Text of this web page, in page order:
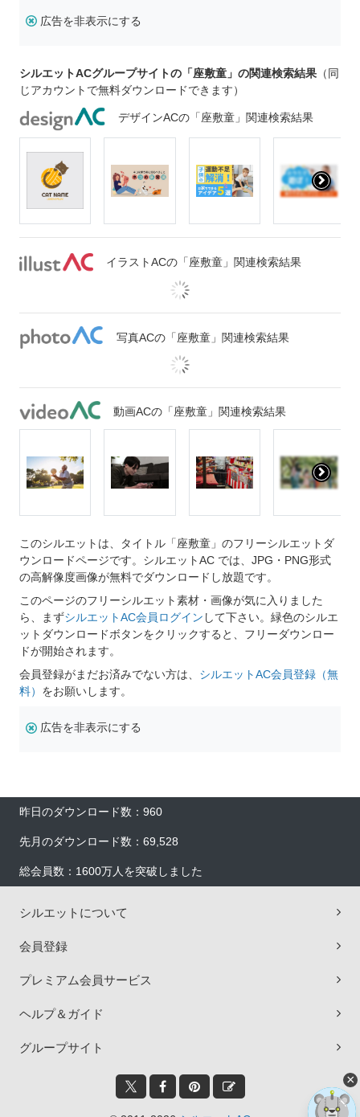
広告を非表示にする
シルエットACグループサイトの「座敷童」の関連検索結果 （同
じアカウントで無料ダウンロードできます）
デザインACの「座敷童」関連検索結果
イラストACの「座敷童」関連検索結果
写真ACの「座敷童」関連検索結果
動画ACの「座敷童」関連検索結果
このシルエットは、タイトル「座敷童」のフリーシルエットダ
ウンロードページです。シルエットAC では、JPG・PNG形式
の高解像度画像が無料でダウンロードし放題です。
このページのフリーシルエット素材・画像が気に入りました
ら、まずシルエットAC会員ログイン して下さい。緑色のシルエ
ットダウンロードボタンをクリックすると、フリーダウンロー
ドが開始されます。
会員登録がまだお済みでない方は、 シルエットAC会員登録（無
料） をお願いします。
広告を非表示にする
昨日のダウンロード数：960
先月のダウンロード数：69,528
総会員数：1600万人を突破しました
シルエットについて
会員登録
プレミアム会員サービス
ヘルプ＆ガイド
グループサイト
×